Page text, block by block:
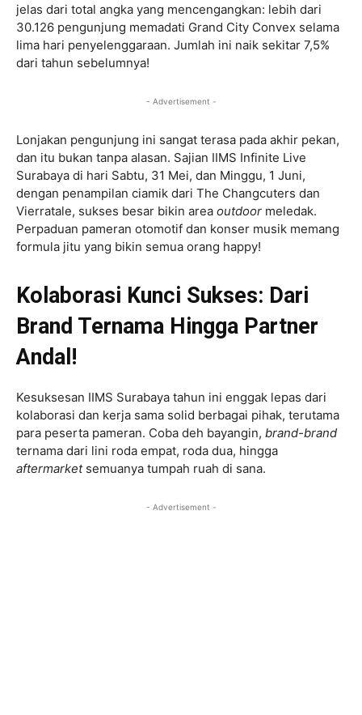
jelas dari total angka yang mencengangkan: lebih dari
30.126 pengunjung memadati Grand City Convex selama
lima hari penyelenggaraan. Jumlah ini naik sekitar 7,5%
dari tahun sebelumnya!
- Advertisement -
Lonjakan pengunjung ini sangat terasa pada akhir pekan,
dan itu bukan tanpa alasan. Sajian IIMS Infinite Live
Surabaya di hari Sabtu, 31 Mei, dan Minggu, 1 Juni,
dengan penampilan ciamik dari The Changcuters dan
Vierratale, sukses besar bikin area outdoor meledak.
Perpaduan pameran otomotif dan konser musik memang
formula jitu yang bikin semua orang happy!
Kolaborasi Kunci Sukses: Dari
Brand Ternama Hingga Partner
Andal!
Kesuksesan IIMS Surabaya tahun ini enggak lepas dari
kolaborasi dan kerja sama solid berbagai pihak, terutama
para peserta pameran. Coba deh bayangin, brand-brand
ternama dari lini roda empat, roda dua, hingga
aftermarketsemuanya tumpah ruah di sana.
- Advertisement -